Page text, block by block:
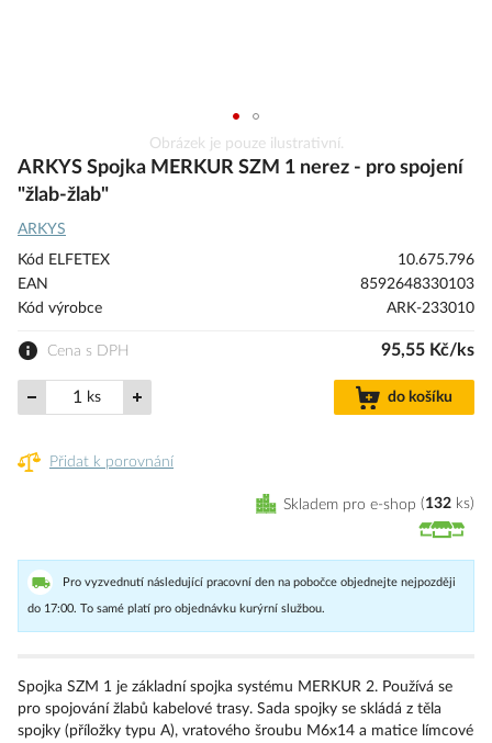
na
začátek
s
obrázky
Obrázek je pouze ilustrativní.
ARKYS Spojka MERKUR SZM 1 nerez - pro spojení
"žlab-žlab"
ARKYS
Kód ELFETEX
10.675.796
EAN
8592648330103
Kód výrobce
ARK-233010
Cena s DPH 95,55 Kč/ks
ks do košíku
Přidat k porovnání
Skladem pro e-shop 132 ks
Pro vyzvednutí následující pracovní den na pobočce objednejte nejpozději
do 17:00. To samé platí pro objednávku kurýrní službou.
Spojka SZM 1 je základní spojka systému MERKUR 2. Používá se
pro spojování žlabů kabelové trasy. Sada spojky se skládá z těla
spojky (příložky typu A), vratového šroubu M6x14 a matice límcové